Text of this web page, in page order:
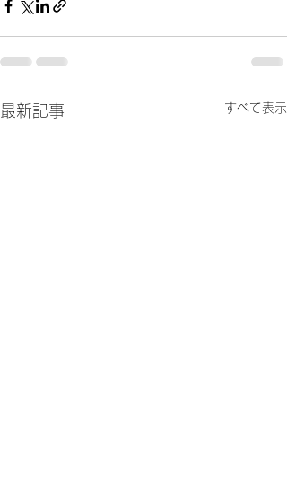
最新記事 すべて表示